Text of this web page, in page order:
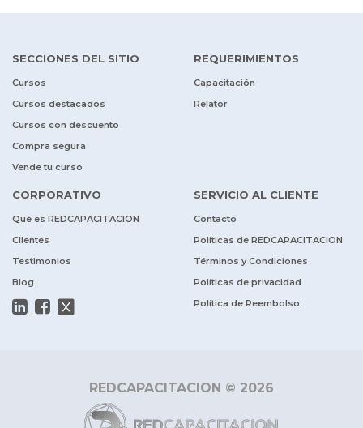
SECCIONES DEL SITIO
Cursos
Cursos destacados
Cursos con descuento
Compra segura
Vende tu curso
REQUERIMIENTOS
Capacitación
Relator
CORPORATIVO
Qué es REDCAPACITACION
Clientes
Testimonios
Blog
SERVICIO AL CLIENTE
Contacto
Políticas de REDCAPACITACION
Términos y Condiciones
Políticas de privacidad
Política de Reembolso
REDCAPACITACION © 2026